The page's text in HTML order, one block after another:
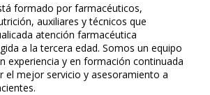
formado por farmacéuticos,
auxiliares y técnicos que
atención farmacéutica
a la tercera edad. Somos un equipo
experiencia y en formación continuada
el mejor servicio y asesoramiento a